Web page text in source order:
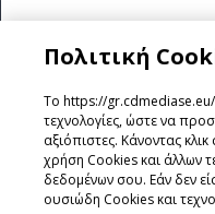
RPG
Σχεδιάστηκε &
Πολιτική
Το https://gr.cdmediase.eu/
τεχνολογίες, ώστε να
αξιόπιστες. Κάνοντας
χρήση Cookies και άλλων
δεδομένων σου. Εάν δεν
ουσιώδη Cookies και